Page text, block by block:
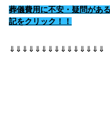
葬儀費用に不安・疑問があ
記をクリック！！
⇓⇓⇓⇓⇓⇓⇓⇓⇓⇓⇓⇓⇓⇓⇓